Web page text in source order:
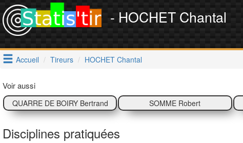
- HOCHET Chantal
Accueil Tireurs HOCHET Chantal
Voir aussi
QUARRE DE BOIRY Bertrand SOMME Robert
Disciplines pratiquées